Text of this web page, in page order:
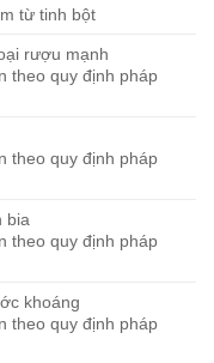
từ tinh bột
rượu mạnh
theo quy định pháp
theo quy định pháp
bia
theo quy định pháp
khoáng
theo quy định pháp